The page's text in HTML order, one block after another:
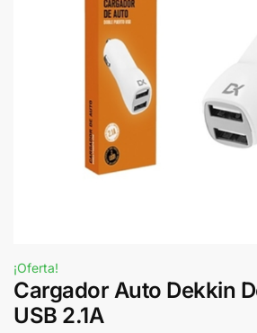
¡Oferta!
Cargador Auto Dekkin
USB 2.1A